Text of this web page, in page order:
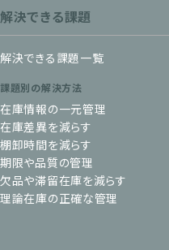
解決できる課題
解決できる課題一覧
課題別の解決方法
在庫情報の一元管理
在庫差異を減らす
棚卸時間を減らす
期限や品質の管理
欠品や滞留在庫を減らす
理論在庫の正確な管理